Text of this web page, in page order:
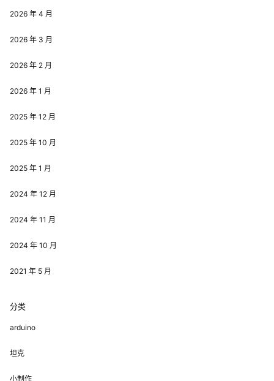
2026 年 4 月
2026 年 3 月
2026 年 2 月
2026 年 1 月
2025 年 12 月
2025 年 10 月
2025 年 1 月
2024 年 12 月
2024 年 11 月
2024 年 10 月
2021 年 5 月
分类
arduino
坦克
小制作